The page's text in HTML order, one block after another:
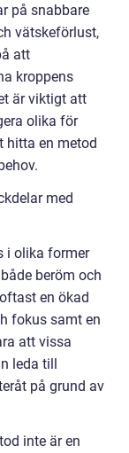
på snabbare
vätskeförlust,
att
kroppens
är viktigt att
olika för
hitta en metod
med
i olika former
beröm och
en ökad
fokus samt en
att vissa
leda till
på grund av
inte är en